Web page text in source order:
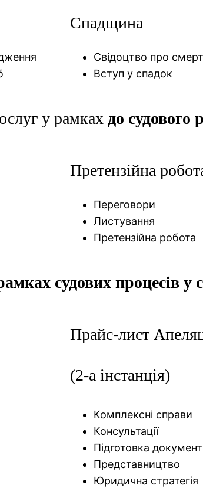
Спадщина
Свідоцтво про
Вступ у спадок
у рамках до судового
Претензійна
Переговори
Листування
Претензійна робота
судових процесів у
Прайс-лист
(2-а інстанція)
Комплексні справи
Консультації
Підготовка
Представництво
Юридична стратегія